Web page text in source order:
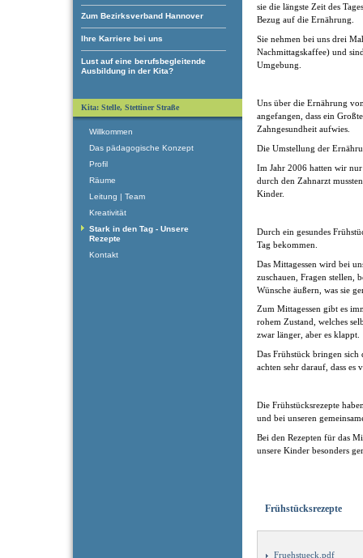
Zum Bezirksverband Hannover
Ihre Karriere bei uns
Lust auf eine berufsbegleitende
Ausbildung in der Kita?
sie die längste Zeit des
Bezug auf die Ernährung.
Sie nehmen bei uns drei
Nachmittagskaffee) und
Umgebung.
Uns über die Ernährung
angefangen, dass ein
Zahngesundheit aufwies.
Die Umstellung der
Im Jahr 2006 hatten wir
durch den Zahnarzt
Kinder.
Durch ein gesundes
Tag bekommen.
Das Mittagessen wird bei
zuschauen, Fragen stellen,
Wünsche äußern, was sie
Zum Mittagessen gibt es
rohem Zustand, welches
zwar länger, aber es klappt.
Das Frühstück bringen
achten sehr darauf, dass es
Die Frühstücksrezepte
und bei unseren
Bei den Rezepten für das
unsere Kinder besonders
Frühstücksrezepte
Fruehstueck.pdf
Kita: Stelle, Stettiner Straße
Willkommen
Das pädagogische Konzept
Profil
Räume
Leitung | Team
Kreativität
Stark in den Tag - Unsere
Rezepte
Kontakt